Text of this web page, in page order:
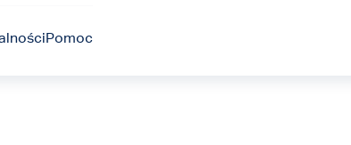
Pomoc